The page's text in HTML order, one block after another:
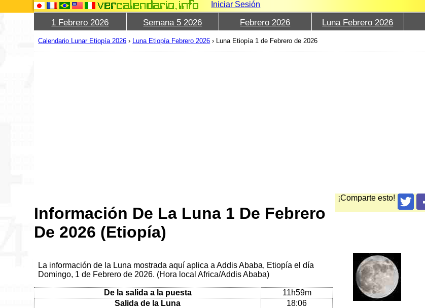
Iniciar Sesión
1 Febrero 2026 Semana 5 2026 Febrero 2026 Luna Febrero 2026
Calendario Lunar Etiopía 2026 › Luna Etiopía Febrero 2026 › Luna Etiopía 1 de Febrero de 2026
¡Comparte esto!
Información De La Luna 1 De Febrero
De 2026 (Etiopía)
La información de la Luna mostrada aquí aplica a Addis Ababa, Etiopía el día
Domingo, 1 de Febrero de 2026. (Hora local Africa/Addis Ababa)
De la salida a la puesta
11h59m
Salida de la Luna
18:06